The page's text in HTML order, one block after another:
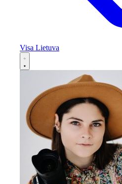
Visa Lietuva